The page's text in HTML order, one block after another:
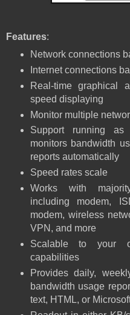
Features:
Network connections
Internet connections
Real-time graphical
speed displaying
Monitor multiple
Support running
monitors bandwidth
reports automatically
Speed rates scale
Works with
including modem,
modem, wireless
VPN, and more
Scalable to your
capabilities
Provides daily,
bandwidth usage
text, HTML, or